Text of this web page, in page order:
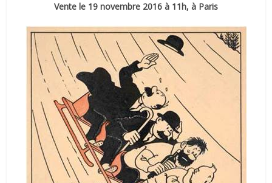
Vente le 19 novembre 2016 à 11h, à Paris